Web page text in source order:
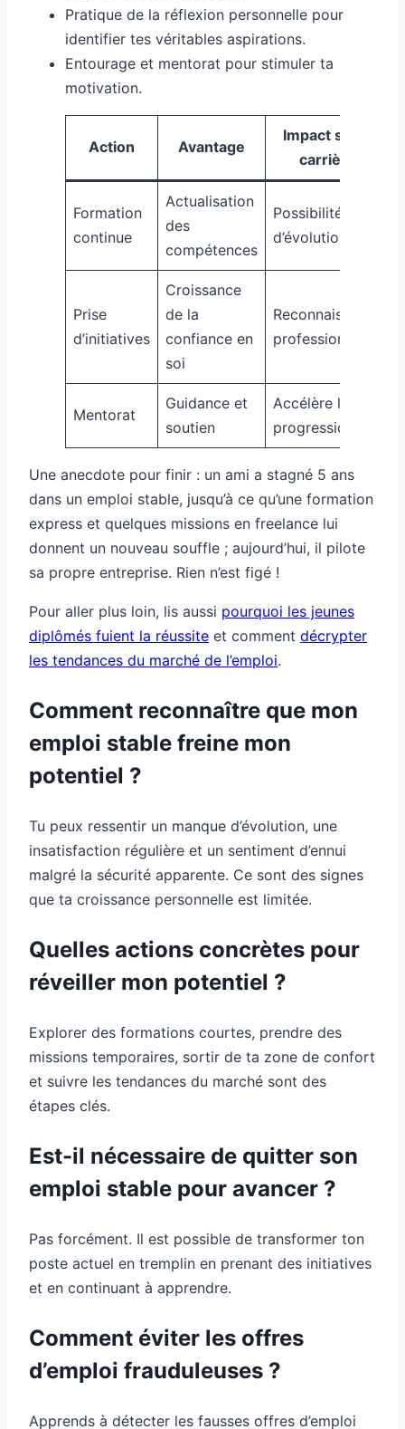
Pratique de la réflexion personnelle pour
identifier tes véritables aspirations.
Entourage et mentorat pour stimuler ta
motivation.
Action Avantage
Impact sur la
carrière
Formation
continue
Actualisation
des
compétences
Possibilité
d’évolution
Prise
d’initiatives
Croissance
de la
confiance en
soi
Reconnaissance
professionnelle
Mentorat
Guidance et
soutien
Accélère la
progression
Une anecdote pour finir : un ami a stagné 5 ans
dans un emploi stable, jusqu’à ce qu’une formation
express et quelques missions en freelance lui
donnent un nouveau souffle ; aujourd’hui, il pilote
sa propre entreprise. Rien n’est figé !
Pour aller plus loin, lis aussi pourquoi les jeunes
diplômés fuient la réussite et comment décrypter
les tendances du marché de l’emploi.
Comment reconnaître que mon
emploi stable freine mon
potentiel ?
Tu peux ressentir un manque d’évolution, une
insatisfaction régulière et un sentiment d’ennui
malgré la sécurité apparente. Ce sont des signes
que ta croissance personnelle est limitée.
Quelles actions concrètes pour
réveiller mon potentiel ?
Explorer des formations courtes, prendre des
missions temporaires, sortir de ta zone de confort
et suivre les tendances du marché sont des
étapes clés.
Est-il nécessaire de quitter son
emploi stable pour avancer ?
Pas forcément. Il est possible de transformer ton
poste actuel en tremplin en prenant des initiatives
et en continuant à apprendre.
Comment éviter les offres
d’emploi frauduleuses ?
Apprends à détecter les fausses offres d’emploi